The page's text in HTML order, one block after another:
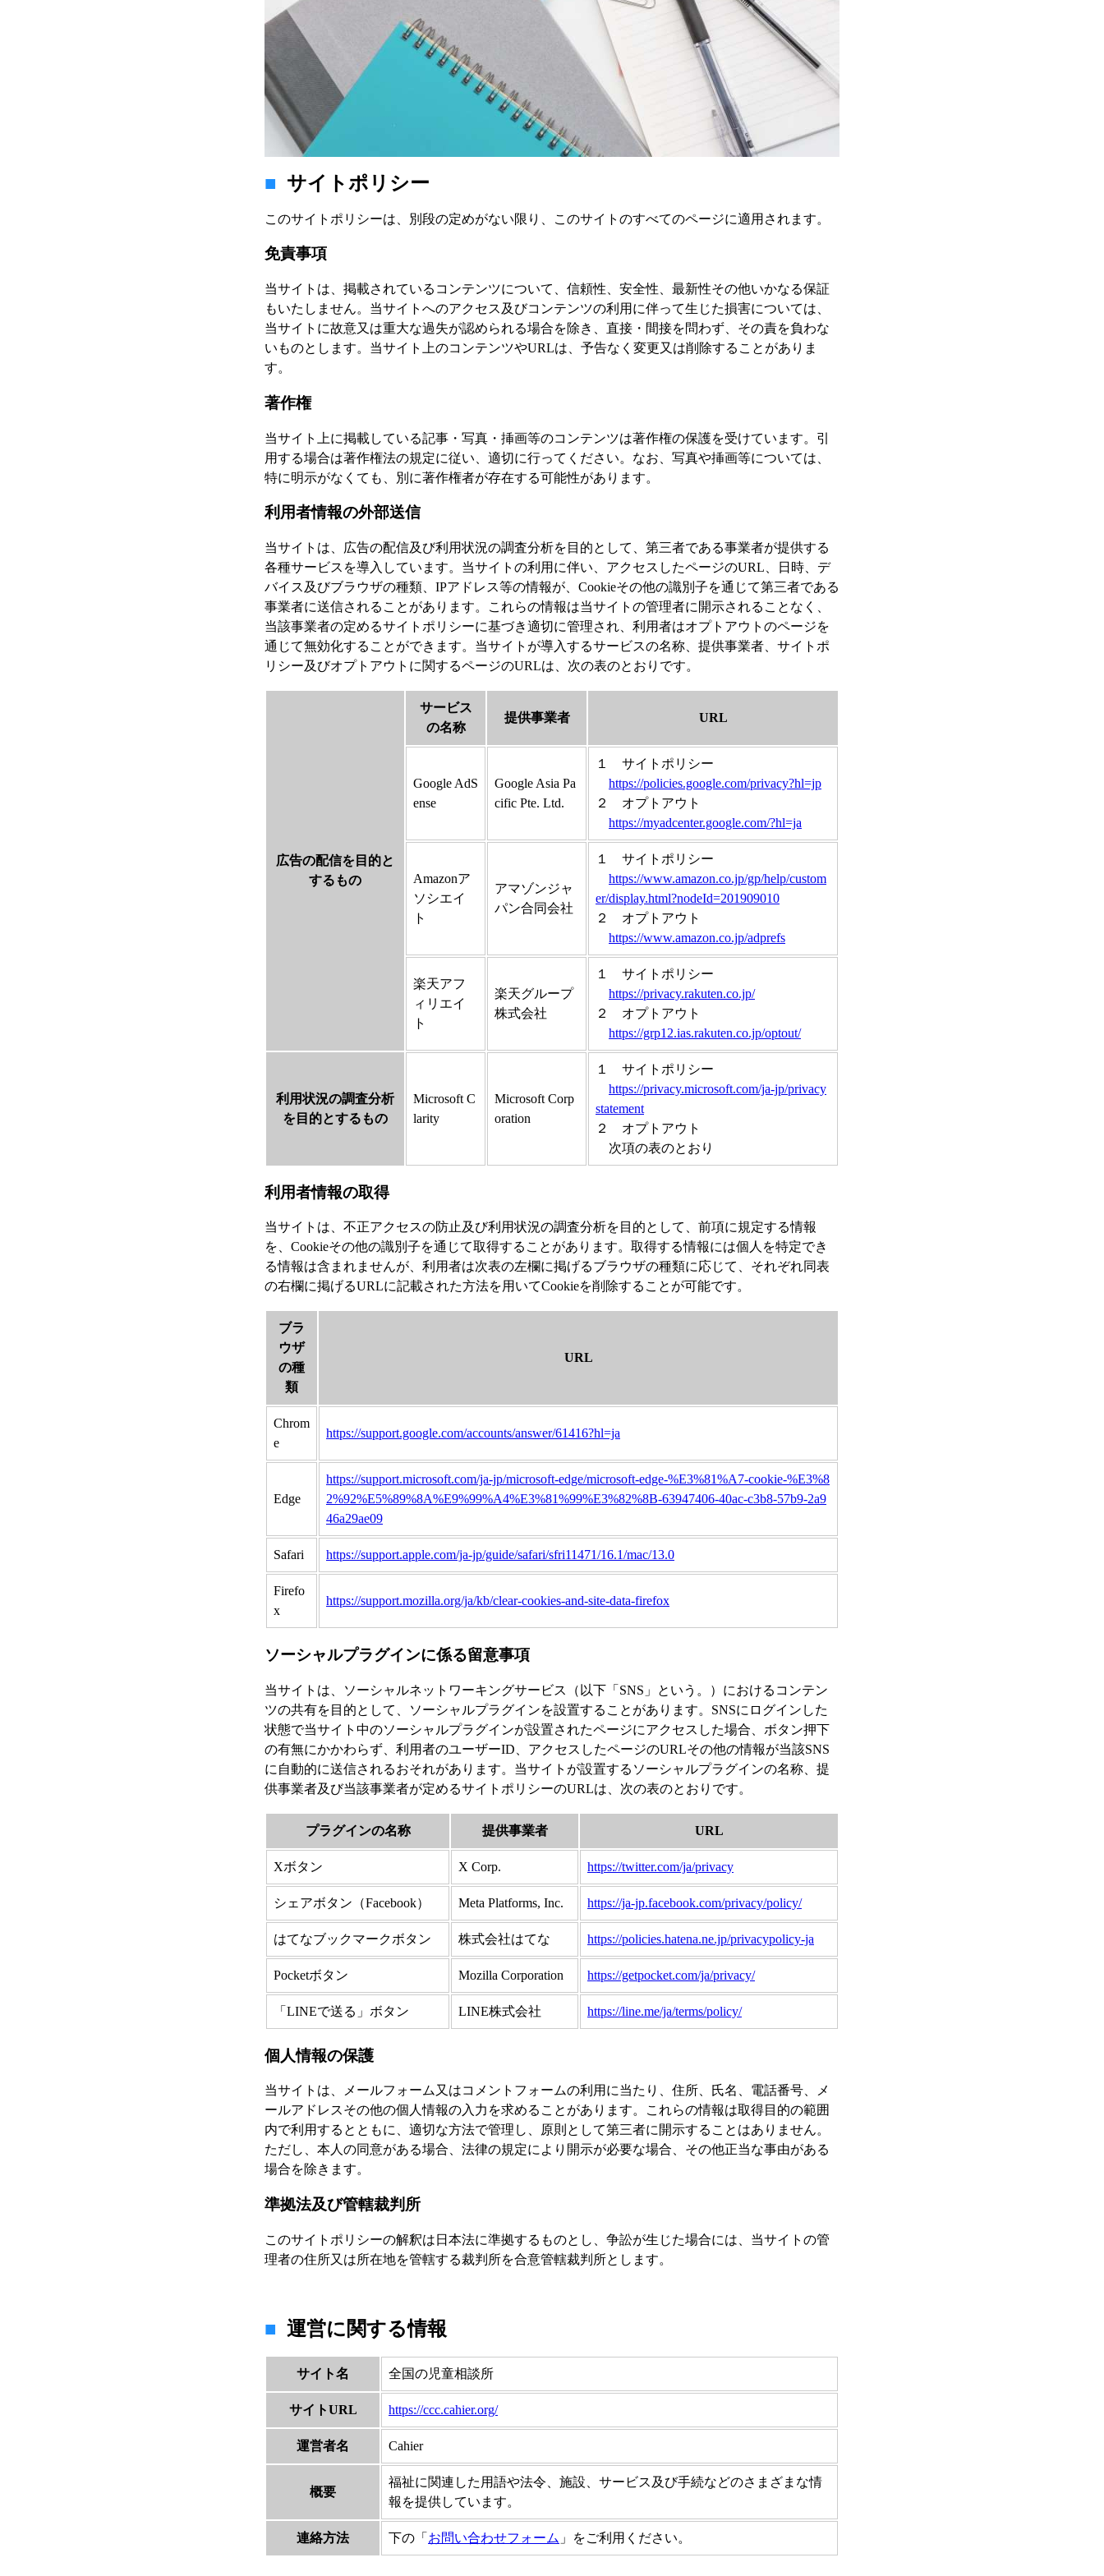
サイトポリシー
このサイトポリシーは、別段の定めがない限り、このサイトのすべてのページに適用されます。
免責事項
当サイトは、掲載されているコンテンツについて、信頼性、安全性、最新性その他いかなる保証
もいたしません。当サイトへのアクセス及びコンテンツの利用に伴って生じた損害については、
当サイトに故意又は重大な過失が認められる場合を除き、直接・間接を問わず、その責を負わな
いものとします。当サイト上のコンテンツやURLは、予告なく変更又は削除することがありま
す。
著作権
当サイト上に掲載している記事・写真・挿画等のコンテンツは著作権の保護を受けています。引
用する場合は著作権法の規定に従い、適切に行ってください。なお、写真や挿画等については、
特に明示がなくても、別に著作権者が存在する可能性があります。
利用者情報の外部送信
当サイトは、広告の配信及び利用状況の調査分析を目的として、第三者である事業者が提供する
各種サービスを導入しています。当サイトの利用に伴い、アクセスしたページのURL、日時、デ
バイス及びブラウザの種類、IPアドレス等の情報が、Cookieその他の識別子を通じて第三者である
事業者に送信されることがあります。これらの情報は当サイトの管理者に開示されることなく、
当該事業者の定めるサイトポリシーに基づき適切に管理され、利用者はオプトアウトのページを
通じて無効化することができます。当サイトが導入するサービスの名称、提供事業者、サイトポ
リシー及びオプトアウトに関するページのURLは、次の表のとおりです。
広告の配信を目的と
するもの
サービス
の名称
提供事業者 URL
Google AdS
ense
Google Asia Pa
cific Pte. Ltd.
１ サイトポリシー
https://policies.google.com/privacy?hl=jp
２ オプトアウト
https://myadcenter.google.com/?hl=ja
Amazonア
ソシエイ
ト
アマゾンジャ
パン合同会社
１ サイトポリシー
https://www.amazon.co.jp/gp/help/custom
er/display.html?nodeId=201909010
２ オプトアウト
https://www.amazon.co.jp/adprefs
楽天アフ
ィリエイ
ト
楽天グループ
株式会社
１ サイトポリシー
https://privacy.rakuten.co.jp/
２ オプトアウト
https://grp12.ias.rakuten.co.jp/optout/
利用状況の調査分析
を目的とするもの
Microsoft C
larity
Microsoft Corp
oration
１ サイトポリシー
https://privacy.microsoft.com/ja-jp/privacy
statement
２ オプトアウト
次項の表のとおり
利用者情報の取得
当サイトは、不正アクセスの防止及び利用状況の調査分析を目的として、前項に規定する情報
を、Cookieその他の識別子を通じて取得することがあります。取得する情報には個人を特定でき
る情報は含まれませんが、利用者は次表の左欄に掲げるブラウザの種類に応じて、それぞれ同表
の右欄に掲げるURLに記載された方法を用いてCookieを削除することが可能です。
ブラ
ウザ
の種
類
URL
Chrom
e
https://support.google.com/accounts/answer/61416?hl=ja
Edge
https://support.microsoft.com/ja-jp/microsoft-edge/microsoft-edge-%E3%81%A7-cookie-%E3%8
2%92%E5%89%8A%E9%99%A4%E3%81%99%E3%82%8B-63947406-40ac-c3b8-57b9-2a9
46a29ae09
Safari https://support.apple.com/ja-jp/guide/safari/sfri11471/16.1/mac/13.0
Firefo
x
https://support.mozilla.org/ja/kb/clear-cookies-and-site-data-firefox
ソーシャルプラグインに係る留意事項
当サイトは、ソーシャルネットワーキングサービス（以下「SNS」という。）におけるコンテン
ツの共有を目的として、ソーシャルプラグインを設置することがあります。SNSにログインした
状態で当サイト中のソーシャルプラグインが設置されたページにアクセスした場合、ボタン押下
の有無にかかわらず、利用者のユーザーID、アクセスしたページのURLその他の情報が当該SNS
に自動的に送信されるおそれがあります。当サイトが設置するソーシャルプラグインの名称、提
供事業者及び当該事業者が定めるサイトポリシーのURLは、次の表のとおりです。
プラグインの名称 提供事業者 URL
Xボタン X Corp. https://twitter.com/ja/privacy
シェアボタン（Facebook） Meta Platforms, Inc. https://ja-jp.facebook.com/privacy/policy/
はてなブックマークボタン 株式会社はてな https://policies.hatena.ne.jp/privacypolicy-ja
Pocketボタン Mozilla Corporation https://getpocket.com/ja/privacy/
「LINEで送る」ボタン LINE株式会社 https://line.me/ja/terms/policy/
個人情報の保護
当サイトは、メールフォーム又はコメントフォームの利用に当たり、住所、氏名、電話番号、メ
ールアドレスその他の個人情報の入力を求めることがあります。これらの情報は取得目的の範囲
内で利用するとともに、適切な方法で管理し、原則として第三者に開示することはありません。
ただし、本人の同意がある場合、法律の規定により開示が必要な場合、その他正当な事由がある
場合を除きます。
準拠法及び管轄裁判所
このサイトポリシーの解釈は日本法に準拠するものとし、争訟が生じた場合には、当サイトの管
理者の住所又は所在地を管轄する裁判所を合意管轄裁判所とします。
運営に関する情報
サイト名 全国の児童相談所
サイトURL https://ccc.cahier.org/
運営者名 Cahier
概要
福祉に関連した用語や法令、施設、サービス及び手続などのさまざまな情
報を提供しています。
連絡方法 下の「 お問い合わせフォーム 」をご利用ください。